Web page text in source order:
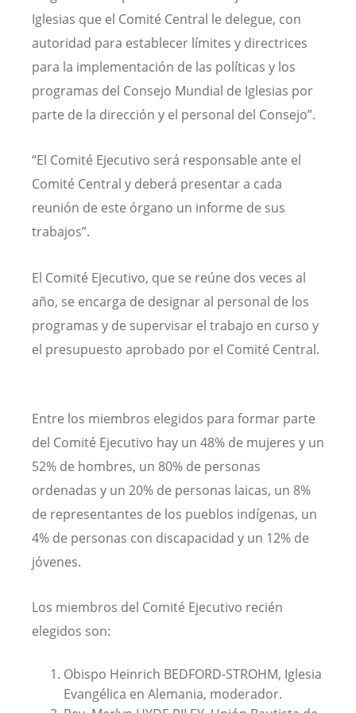
Iglesias que el Comité Central le delegue, con
autoridad para establecer límites y directrices
para la implementación de las políticas y los
programas del Consejo Mundial de Iglesias por
parte de la dirección y el personal del Consejo”.
“El Comité Ejecutivo será responsable ante el
Comité Central y deberá presentar a cada
reunión de este órgano un informe de sus
trabajos”.
El Comité Ejecutivo, que se reúne dos veces al
año, se encarga de designar al personal de los
programas y de supervisar el trabajo en curso y
el presupuesto aprobado por el Comité Central.
Entre los miembros elegidos para formar parte
del Comité Ejecutivo hay un 48% de mujeres y un
52% de hombres, un 80% de personas
ordenadas y un 20% de personas laicas, un 8%
de representantes de los pueblos indígenas, un
4% de personas con discapacidad y un 12% de
jóvenes.
Los miembros del Comité Ejecutivo recién
elegidos son:
Obispo Heinrich BEDFORD-STROHM, Iglesia
Evangélica en Alemania, moderador.